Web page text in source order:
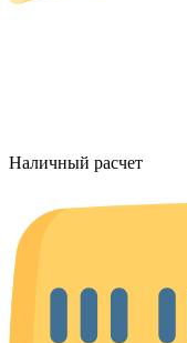
Наличный расчет